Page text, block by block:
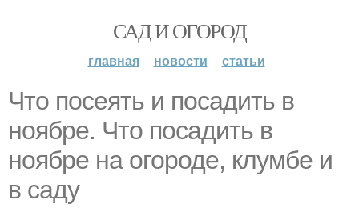
САД И ОГОРОД
главная новости статьи
Что посеять и посадить в
ноябре. Что посадить в
ноябре на огороде, клумбе и
в саду